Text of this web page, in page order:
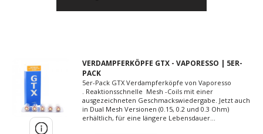
VERDAMPFERKÖPFE GTX - VAPORESSO | 5ER-
PACK
5er-Pack GTX Verdampferköpfe von Vaporesso
. Reaktionsschnelle Mesh -Coils mit einer
ausgezeichneten Geschmackswiedergabe. Jetzt auch
in Dual Mesh Versionen (0.15, 0.2 und 0.3 Ohm)
erhältlich, für eine längere Lebensdauer...